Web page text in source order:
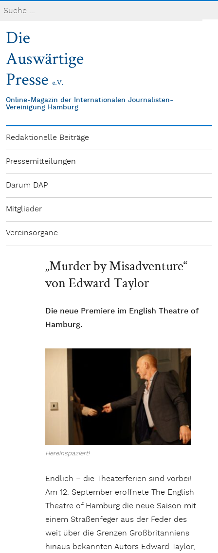
Online-Magazin der Internationalen Journalisten-
Vereinigung Hamburg
Redaktionelle Beiträge
Pressemitteilungen
Darum DAP
Mitglieder
Vereinsorgane
„Murder by Misadventure“
von Edward Taylor
Die neue Premiere im English Theatre of
Hamburg.
Hereinspaziert!
Endlich – die Theaterferien sind vorbei!
Am 12. September eröffnete The English
Theatre of Hamburg die neue Saison mit
einem Straßenfeger aus der Feder des
weit über die Grenzen Großbritanniens
hinaus bekannten Autors Edward Taylor,